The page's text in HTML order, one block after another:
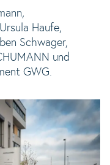
Haufe,
Schwager,
und
GWG.